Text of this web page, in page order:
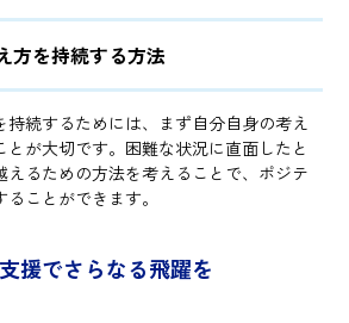
方を持続する方法
持続するためには、まず自分自身の考え
が大切です。困難な状況に直面したと
えるための方法を考えることで、ポジテ
ことができます。
援でさらなる飛躍を